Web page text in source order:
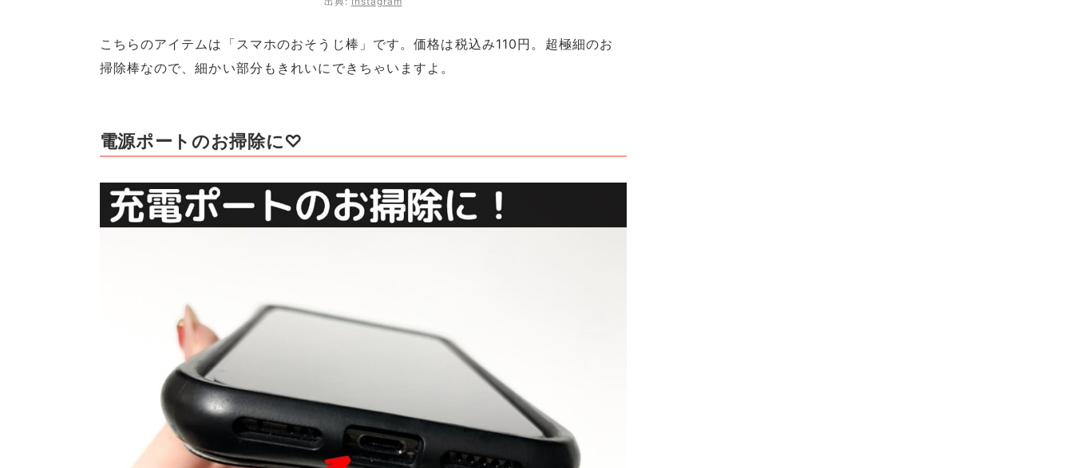
こちらのアイテムは「スマホのおそうじ棒」です。価格は税込み110円。超極細のお
掃除棒なので、細かい部分もきれいにできちゃいますよ。
電源ポートのお掃除に♡